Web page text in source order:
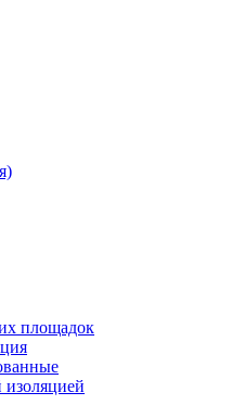
площадок
изоляцией